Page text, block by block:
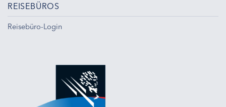
REISEBÜROS
Reisebüro-Login